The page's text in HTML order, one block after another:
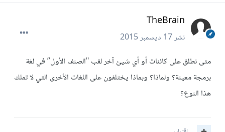
TheBrain
نشر17 ديسمبر 2015
متى نطلق على كائنات أو أي شيئ آخر لقب "الصنف الأول” في لغة
برمجة معينة؟ ولماذا؟ وبماذا يختلفون على اللغات الأخرى التي لا تملك
هذا النوع؟